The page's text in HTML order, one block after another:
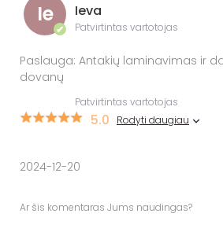
Ie
✔
Ieva
Patvirtintas vartotojas
Paslauga: Antakių laminavimas ir
dovanų
Patvirtintas vartotojas
5.0 Rodyti daugiau
2024-12-20
Ar šis komentaras Jums naudingas?